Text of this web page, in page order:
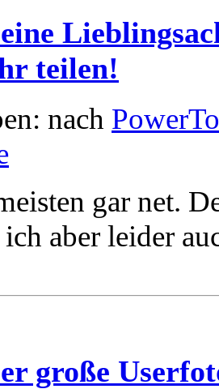
teilen!
nach
gar net.
aber leider
große